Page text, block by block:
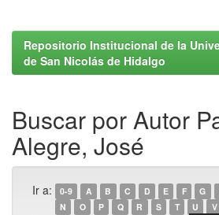
Repositorio Institucional de la
de San Nicolás de Hidalgo
Buscar por Autor
Alegre, José
Ir a: 0-9 A B C D E F G
N
O P Q R S T U V